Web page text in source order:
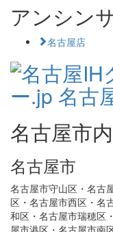
アンシン
名古屋店
名古屋市内
名古屋市
名古屋市守山区・名古
区・名古屋市西区・名
和区・名古屋市瑞穂区
屋市港区・名古屋市南